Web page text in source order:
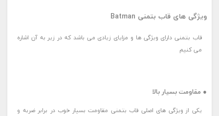
ویژگی های قاب بتمنی Batman
قاب بتمنی دارای ویژگی ها و مزایای زیادی می باشد که در زیر به آن اشاره
می کنیم
● مقاومت بسیار بالا
یکی از ویژگی های اصلی قاب بتمنی مقاومت بسیار خوب در برابر ضربه و